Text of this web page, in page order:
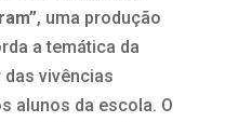
, uma produção
a temática da
das vivências
alunos da escola. O